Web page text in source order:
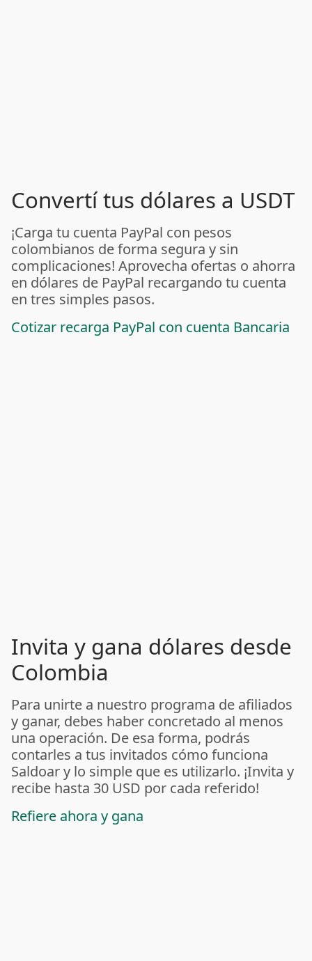
Convertí tus dólares a USDT
¡Carga tu cuenta PayPal con pesos
colombianos de forma segura y sin
complicaciones! Aprovecha ofertas o ahorra
en dólares de PayPal recargando tu cuenta
en tres simples pasos.
Cotizar recarga PayPal con cuenta Bancaria
Invita y gana dólares desde
Colombia
Para unirte a nuestro programa de afiliados
y ganar, debes haber concretado al menos
una operación. De esa forma, podrás
contarles a tus invitados cómo funciona
Saldoar y lo simple que es utilizarlo. ¡Invita y
recibe hasta 30 USD por cada referido!
Refiere ahora y gana